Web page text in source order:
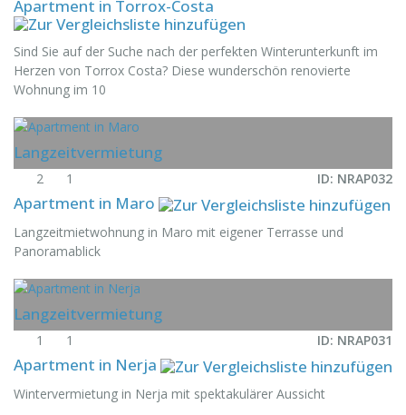
Apartment in Torrox-Costa
Sind Sie auf der Suche nach der perfekten Winterunterkunft im
Herzen von Torrox Costa? Diese wunderschön renovierte
Wohnung im 10
Langzeitvermietung
2 1 ID: NRAP032
Apartment in Maro
Langzeitmietwohnung in Maro mit eigener Terrasse und
Panoramablick
Langzeitvermietung
1 1 ID: NRAP031
Apartment in Nerja
Wintervermietung in Nerja mit spektakulärer Aussicht